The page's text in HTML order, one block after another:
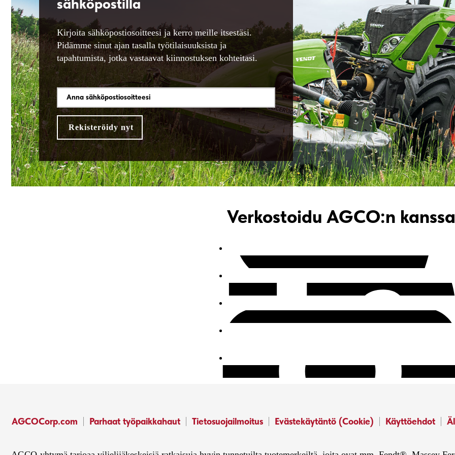
sähköpostilla
Kirjoita sähköpostiosoitteesi ja kerro meille itsestäsi.
Pidämme sinut ajan tasalla työtilaisuuksista ja
tapahtumista, jotka vastaavat kiinnostuksen kohteitasi.
Verkostoidu AGCO:n kanssa
AGCOCorp.com Parhaat työpaikkahaut Tietosuojailmoitus Evästekäytäntö (Cookie) Käyttöehdot